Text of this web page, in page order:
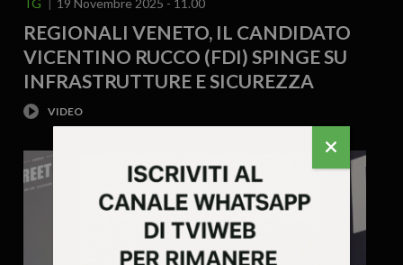
TG 19 Novembre 2025 - 11.00
REGIONALI VENETO, IL CANDIDATO
VICENTINO RUCCO (FDI) SPINGE SU
INFRASTRUTTURE E SICUREZZA